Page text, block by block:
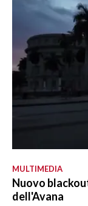
MULTIMEDIA
Nuovo
dell'Avana